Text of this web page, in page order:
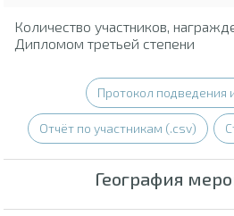
Количество участников,
Дипломом третьей степени
Протокол подведения
Отчёт по участникам (.csv)
География